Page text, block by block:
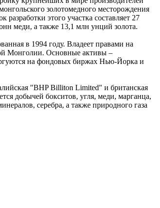
золотомедного месторождения
этого участка составляет 27
меди, а также 13,1 млн унций золота.
в 1994 году. Владеет правами на
Монголии. Основные активы –
на фондовых биржах Нью-Йорка и
"BHP Billiton Limited" и британская
добычей бокситов, угля, меди, марганца,
серебра, а также природного газа